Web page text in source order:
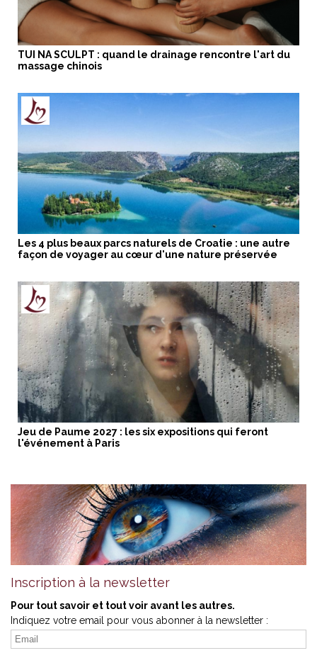
TUI NA SCULPT : quand le drainage rencontre l'art du
massage chinois
Les 4 plus beaux parcs naturels de Croatie : une autre
façon de voyager au cœur d'une nature préservée
Jeu de Paume 2027 : les six expositions qui feront
l'événement à Paris
Inscription à la newsletter
Pour tout savoir et tout voir avant les autres.
Indiquez votre email pour vous abonner à la newsletter :